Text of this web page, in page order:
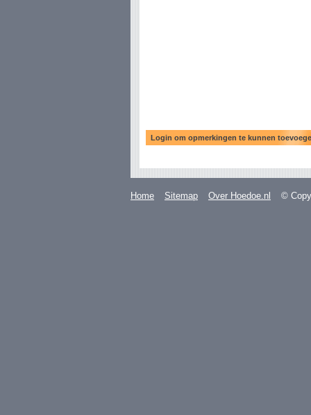
Home Sitemap Over Hoedoe.nl ©